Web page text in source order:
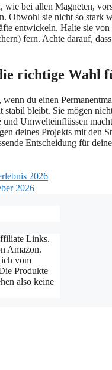
bei allen Magneten,
Obwohl sie nicht so
entwickeln. Halte sie
fern. Achte darauf,
richtige Wahl
du einen
bleibt. Sie mögen
Umwelteinflüssen
deines Projekts mit den
Entscheidung für
2026
2026
Links.
Amazon.
vom
Produkte
also keine